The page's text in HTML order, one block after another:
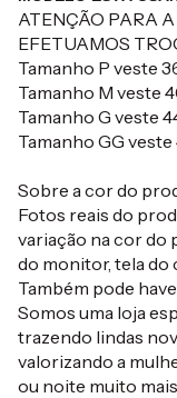
ATENÇÃO PARA
EFETUAMOS
Tamanho P veste
Tamanho M veste
Tamanho G veste
Tamanho GG veste
Sobre a cor do
Fotos reais do
variação na cor do
do monitor, tela do
Também pode
Somos uma loja
trazendo lindas
valorizando a
ou noite muito